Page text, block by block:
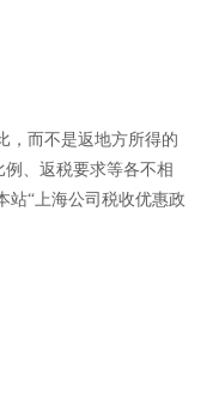
而不是返地方所得的
、返税要求等各不相
站“上海公司税收优惠政